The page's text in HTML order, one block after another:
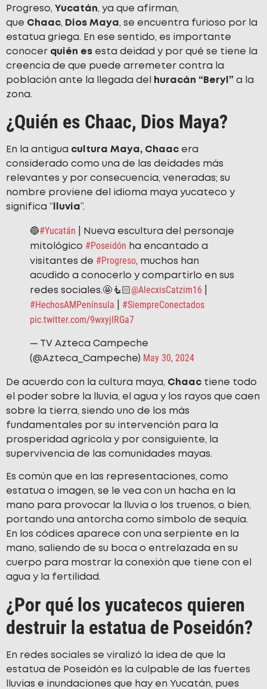
Progreso, Yucatán, ya que afirman,
que Chaac, Dios Maya, se encuentra furioso por la
estatua griega. En ese sentido, es importante
conocer quién es esta deidad y por qué se tiene la
creencia de que puede arremeter contra la
población ante la llegada del
huracán “Beryl” a la
zona.
¿Quién es Chaac, Dios Maya?
En la antigua cultura Maya, Chaac era
considerado como una de las deidades más
relevantes y por consecuencia, veneradas; su
nombre proviene del idioma maya yucateco y
significa “ lluvia”.
🔵#Yucatán | Nueva escultura del personaje
mitológico #Poseidón ha encantado a
visitantes de #Progreso, muchos han
acudido a conocerlo y compartirlo en sus
redes sociales.🤩🧜🏻 @AlecxisCatzim16
#HechosAMPenínsula
#SiempreConectados
pic.twitter.com/9wxyjIRGa7
— TV Azteca Campeche
(@Azteca_Campeche) May 30, 2024
De acuerdo con la cultura maya, Chaac tiene todo
el poder sobre la lluvia, el agua y los rayos que caen
sobre la tierra, siendo uno de los más
fundamentales por su intervención para la
prosperidad agrícola y por consiguiente, la
supervivencia de las comunidades mayas.
Es común que en las representaciones, como
estatua o imagen, se le vea con un hacha en la
mano para provocar la lluvia o los truenos, o bien,
portando una antorcha como símbolo de sequía.
En los códices aparece con una serpiente en la
mano, saliendo de su boca o entrelazada en su
cuerpo para mostrar la conexión que tiene con el
agua y la fertilidad.
¿Por qué los yucatecos quieren
destruir la estatua de Poseidón?
En redes sociales se viralizó la idea de que la
estatua de Poseidón es la culpable de las fuertes
lluvias e inundaciones que hay en Yucatán, pues